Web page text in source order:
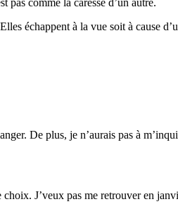
pas comme la caresse d’un autre.
échappent à la vue soit à cause
De plus, je n’aurais pas à
J’veux pas me retrouver en